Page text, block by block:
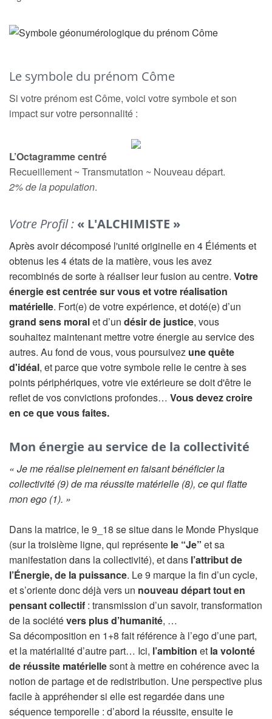
Le symbole du prénom Côme
Si votre prénom est Côme, voici votre symbole et son
impact sur votre personnalité :
L’Octagramme centré
Recueillement ~ Transmutation ~ Nouveau départ.
2% de la population.
Votre Profil : « L'ALCHIMISTE »
Après avoir décomposé l'unité originelle en 4 Éléments et
obtenus les 4 états de la matière, vous les avez
recombinés de sorte à réaliser leur fusion au centre. Votre
énergie est centrée sur vous et votre réalisation
matérielle. Fort(e) de votre expérience, et doté(e) d’un
grand sens moralet d’un désir de justice, vous
souhaitez maintenant mettre votre énergie au service des
autres. Au fond de vous, vous poursuivez une quête
d'idéal, et parce que votre symbole relie le centre à ses
points périphériques, votre vie extérieure se doit d'être le
reflet de vos convictions profondes… Vous devez croire
en ce que vous faites.
Mon énergie au service de la collectivité
« Je me réalise pleinement en faisant bénéficier la
collectivité (9) de ma réussite matérielle (8), ce qui flatte
mon ego (1). »
Dans la matrice, le 9_18 se situe dans le Monde Physique
(sur la troisième ligne, qui représente le “Je” et sa
manifestation dans la collectivité), et dans l’attribut de
l’Énergie, de la puissance. Le 9 marque la fin d’un cycle,
et s’oriente donc déjà vers un nouveau départ tout en
pensant collectif : transmission d’un savoir, transformation
de la sociétévers plus d’humanité, …
Sa décomposition en 1+8 fait référence à l’ego d’une part,
et la matérialité d’autre part… Ici, l’ambition et la volonté
de réussite matériellesont à mettre en cohérence avec la
notion de partage et de redistribution. Une perspective plus
facile à appréhender si elle est regardée dans une
séquence temporelle : d’abord la réussite, ensuite le